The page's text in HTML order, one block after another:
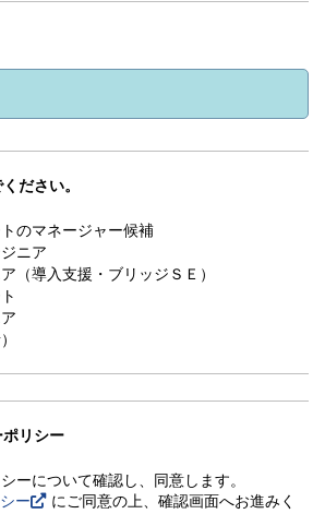
ださい。
のマネージャー候補
ニア
（導入支援・ブリッジＳＥ）
リシー
ーについて確認し、同意します。
ー
にご同意の上、確認画面へお進みく